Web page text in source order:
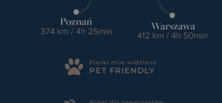
Pieski mile widziane
PET FRIENDLY